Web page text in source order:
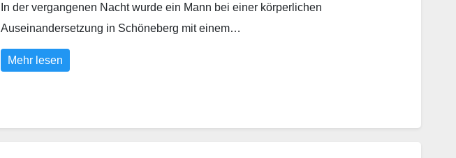
In der vergangenen Nacht wurde ein Mann bei einer körperlichen
Auseinandersetzung in Schöneberg mit einem…
Mehr lesen